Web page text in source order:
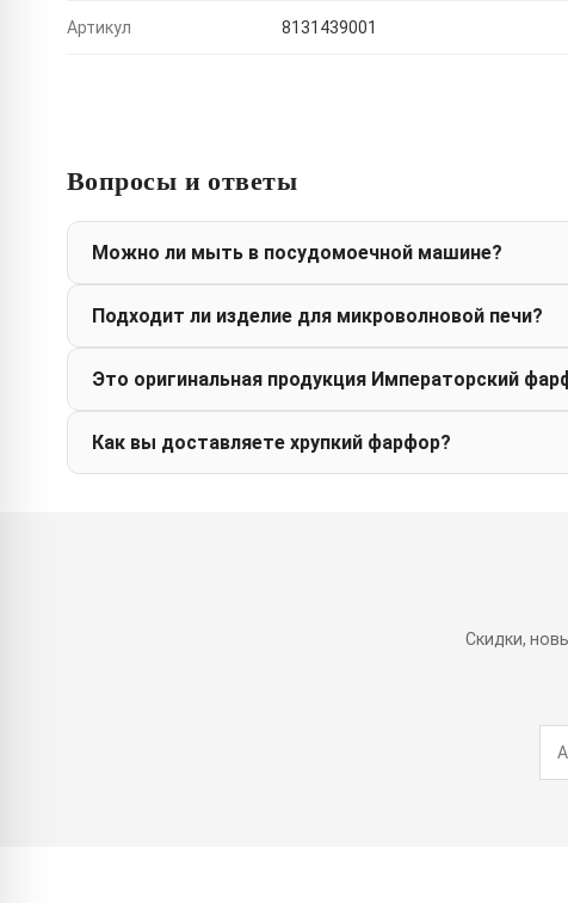
Артикул 8131439001
Вопросы и ответы
Можно ли мыть в посудомоечной машине?
Подходит ли изделие для микроволновой печи?
Это оригинальная продукция Императорский
Как вы доставляете хрупкий фарфор?
Скидки,